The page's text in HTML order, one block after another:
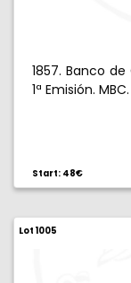
1857. Banco
1ª Emisión. MBC.
Start: 48€
Lot 1005